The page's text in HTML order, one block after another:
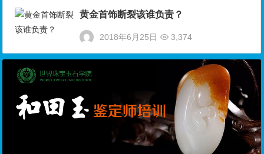
黄金首饰断裂该谁负责？
2018年6月25日 3,374